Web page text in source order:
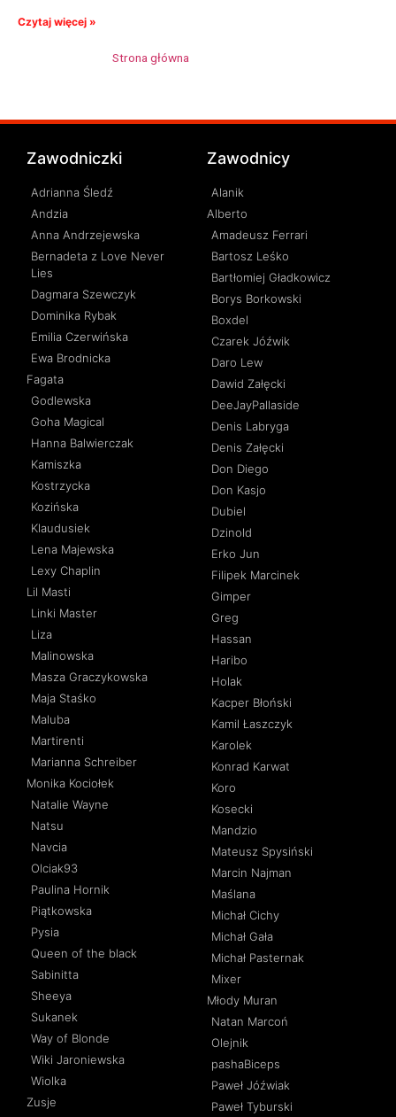
Czytaj więcej »
Strona główna
Zawodniczki
Adrianna Śledź
Andzia
Anna Andrzejewska
Bernadeta z Love Never
Lies
Dagmara Szewczyk
Dominika Rybak
Emilia Czerwińska
Ewa Brodnicka
Fagata
Godlewska
Goha Magical
Hanna Balwierczak
Kamiszka
Kostrzycka
Kozińska
Klaudusiek
Lena Majewska
Lexy Chaplin
Lil Masti
Linki Master
Liza
Malinowska
Masza Graczykowska
Maja Staśko
Maluba
Martirenti
Marianna Schreiber
Monika Kociołek
Natalie Wayne
Natsu
Navcia
Olciak93
Paulina Hornik
Piątkowska
Pysia
Queen of the black
Sabinitta
Sheeya
Sukanek
Way of Blonde
Wiki Jaroniewska
Wiolka
Zusje
Zawodnicy
Alanik
Alberto
Amadeusz Ferrari
Bartosz Leśko
Bartłomiej Gładkowicz
Borys Borkowski
Boxdel
Czarek Jóźwik
Daro Lew
Dawid Załęcki
DeeJayPallaside
Denis Labryga
Denis Załęcki
Don Diego
Don Kasjo
Dubiel
Dzinold
Erko Jun
Filipek Marcinek
Gimper
Greg
Hassan
Haribo
Holak
Kacper Błoński
Kamil Łaszczyk
Karolek
Konrad Karwat
Koro
Kosecki
Mandzio
Mateusz Spysiński
Marcin Najman
Maślana
Michał Cichy
Michał Gała
Michał Pasternak
Mixer
Młody Muran
Natan Marcoń
Olejnik
pashaBiceps
Paweł Jóźwiak
Paweł Tyburski